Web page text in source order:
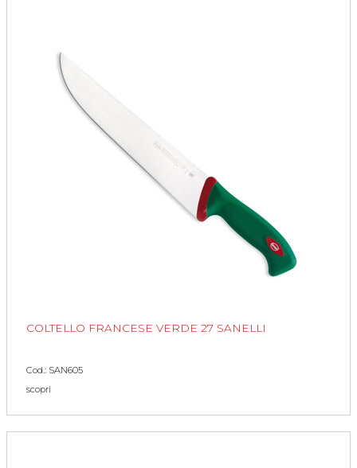
COLTELLO FRANCESE VERDE 27 SANELLI
Cod.: SAN605
scopri